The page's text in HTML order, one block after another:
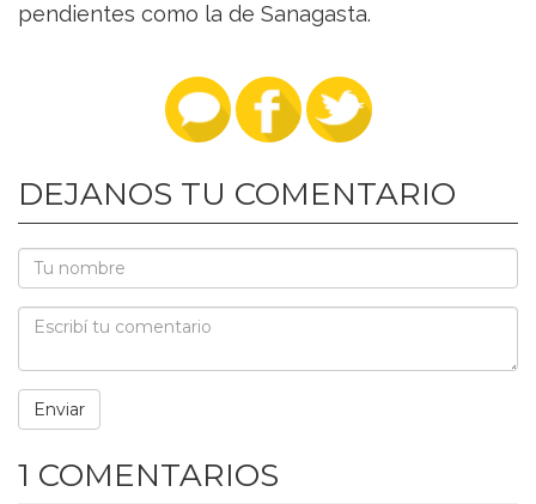
pendientes como la de Sanagasta.
DEJANOS TU COMENTARIO
1 COMENTARIOS